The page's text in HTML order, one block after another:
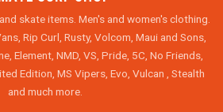
skate items. Men's and women's clothing.
Rip Curl, Rusty, Volcom, Maui and Sons,
Element, NMD, VS, Pride, 5C, No Friends,
Edition, MS Vipers, Evo, Vulcan , Stealth
and much more.